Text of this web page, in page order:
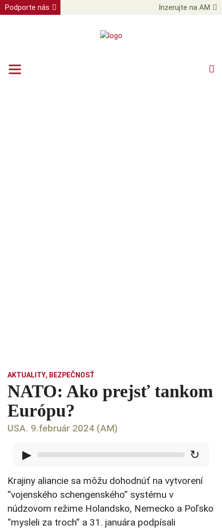
Podporte nás Inzerujte na AM
AKTUALITY, BEZPEČNOSŤ
NATO: Ako prejsť tankom
Európu?
USA. 9.február 2024 (AM)
▶ ↻
Krajiny aliancie sa môžu dohodnúť na vytvorení
“vojenského schengenského” systému v
núdzovom režime Holandsko, Nemecko a Poľsko
“mysleli za troch” a 31. januára podpísali